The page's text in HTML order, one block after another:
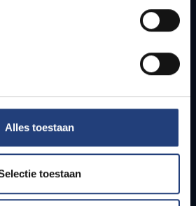
Alles toestaan
toestaan
secundaire scholen